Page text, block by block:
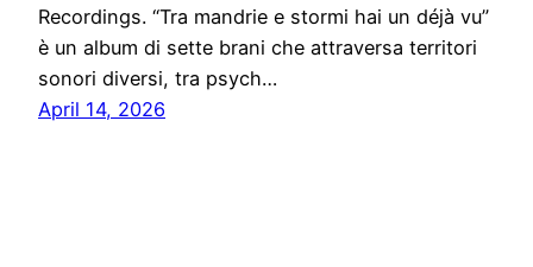
Recordings. “Tra mandrie e stormi hai un déjà vu”
è un album di sette brani che attraversa territori
sonori diversi, tra psych…
April 14, 2026